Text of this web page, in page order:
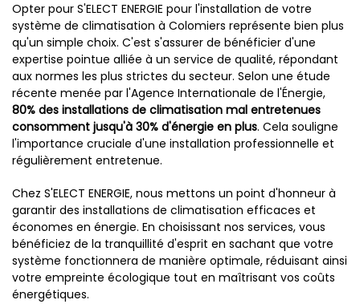
Opter pour S'ELECT ENERGIE pour l'installation de votre
système de climatisation à Colomiers représente bien plus
qu'un simple choix. C'est s'assurer de bénéficier d'une
expertise pointue alliée à un service de qualité, répondant
aux normes les plus strictes du secteur. Selon une étude
récente menée par l'Agence Internationale de l'Énergie,
80% des installations de climatisation mal entretenues
consomment jusqu'à 30% d'énergie en plus. Cela souligne
l'importance cruciale d'une installation professionnelle et
régulièrement entretenue.
Chez S'ELECT ENERGIE, nous mettons un point d'honneur à
garantir des installations de climatisation efficaces et
économes en énergie. En choisissant nos services, vous
bénéficiez de la tranquillité d'esprit en sachant que votre
système fonctionnera de manière optimale, réduisant ainsi
votre empreinte écologique tout en maîtrisant vos coûts
énergétiques.